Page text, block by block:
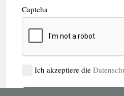
Captcha
Ich akzeptiere die